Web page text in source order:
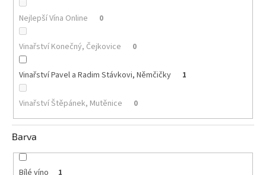
Akční
nabídka
Poslední
láhve
skladem
Cuvée
vína
Klarety
podle
jakosti
Nejlepší Vína Online 0
Vinařství Konečný, Čejkovice 0
Vinařství Pavel a Radim Stávkovi, Němčičky 1
Vinařství Štěpánek, Mutěnice 0
Barva
1